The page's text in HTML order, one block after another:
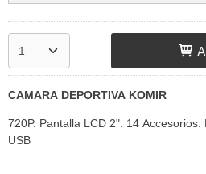
CAMARA DEPORTIVA KOMIR
720P. Pantalla LCD 2". 14
USB